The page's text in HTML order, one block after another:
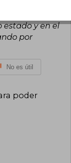
Agosto, 2025
estado y en el
por
No es útil
poder